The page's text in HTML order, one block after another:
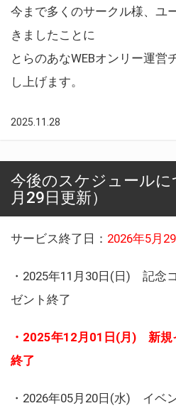
今まで多くのサークル様、ユ
きましたことに
とらのあなWEBオンリー運営
し上げます。
2025.11.28
今後のスケジュール
月29日更新）
サービス終了日： 2026年5月
・2025年11月30日(日) 記念
ゼント終了
・2025年12月01日(月) 新規
終了
・2026年05月20日(水) イベ